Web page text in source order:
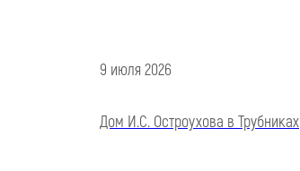
9 июля 2026
Дом И.С. Остроухова в Трубниках